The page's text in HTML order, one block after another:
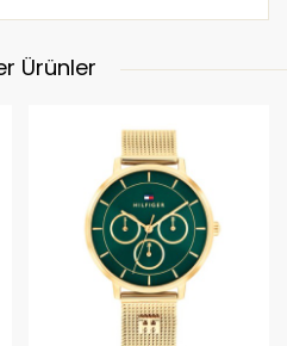
Ürünler